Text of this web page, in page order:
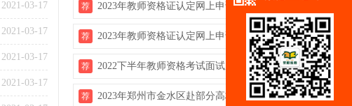
2021-03-17
2021-03-17
2021-03-17
2021-03-17
荐 2023年教师资格证认定网上申请详细流程
荐 2023年教师资格证认定网上申请详细流程
荐 2022下半年教师资格考试面试成绩查询开
启！！
荐 2023年郑州市金水区赴部分高校校园招聘120